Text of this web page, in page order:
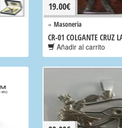
19.00€
» Masoneria
CR-01 COLGANTE CRUZ
Añadir al carrito